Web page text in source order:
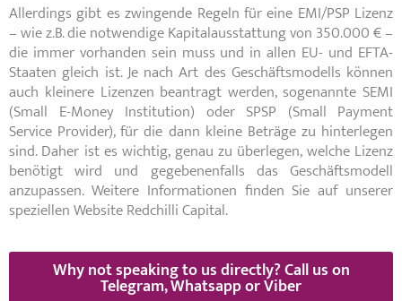
Allerdings gibt es zwingende Regeln für eine EMI/PSP Lizenz
– wie z.B. die notwendige Kapitalausstattung von 350.000 € –
die immer vorhanden sein muss und in allen EU- und EFTA-
Staaten gleich ist. Je nach Art des Geschäftsmodells können
auch kleinere Lizenzen beantragt werden, sogenannte SEMI
(Small E-Money Institution) oder SPSP (Small Payment
Service Provider), für die dann kleine Beträge zu hinterlegen
sind. Daher ist es wichtig, genau zu überlegen, welche Lizenz
benötigt wird und gegebenenfalls das Geschäftsmodell
anzupassen. Weitere Informationen finden Sie auf unserer
speziellen Website Redchilli Capital.
Why not speaking to us directly? Call us on
Telegram, Whatsapp or Viber